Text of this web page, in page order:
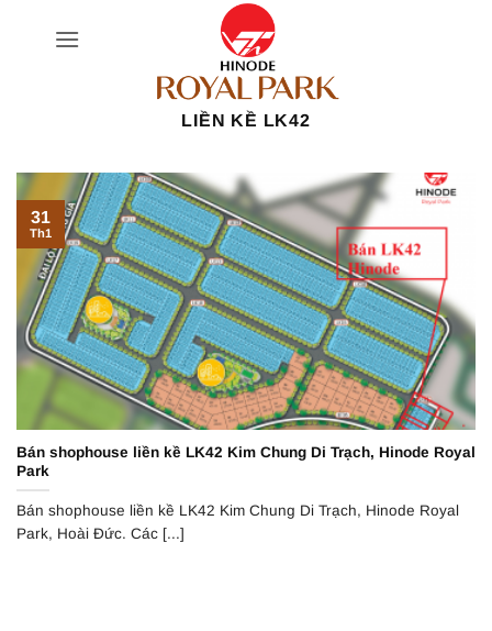
LIỀN KỀ LK42
Bán shophouse liền kề LK42 Kim Chung Di Trạch, Hinode Royal
Park
Bán shophouse liền kề LK42 Kim Chung Di Trạch, Hinode Royal
Park, Hoài Đức. Các [...]
31
Th1